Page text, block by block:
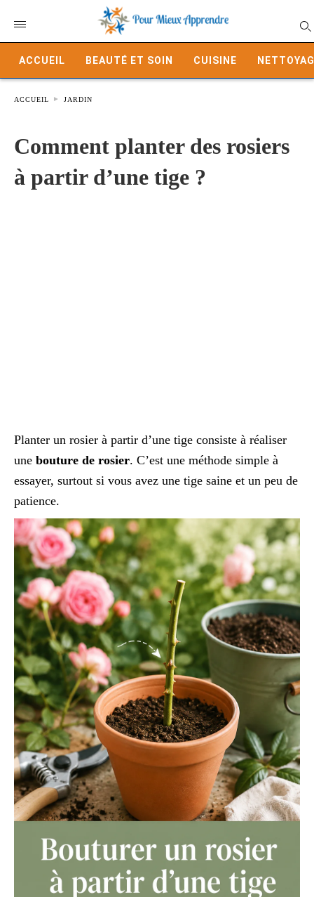
ACCUEIL BEAUTÉ ET SOIN CUISINE
ACCUEIL JARDIN
Comment planter des rosiers
à partir d’une tige ?
Planter un rosier à partir d’une tige consiste à réaliser
une bouture de rosier. C’est une méthode simple à
essayer, surtout si vous avez une tige saine et un peu de
patience.